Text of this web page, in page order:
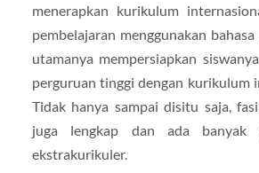
menerapkan kurikulum
pembelajaran menggunakan
utamanya mempersiapkan
perguruan tinggi dengan kurikulum
Tidak hanya sampai disitu saja,
juga lengkap dan ada banyak
ekstrakurikuler.